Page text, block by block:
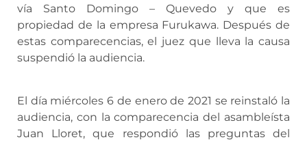
vía Santo Domingo – Quevedo y que es
propiedad de la empresa Furukawa. Después de
estas comparecencias, el juez que lleva la causa
suspendió la audiencia.
El día miércoles 6 de enero de 2021 se reinstaló la
audiencia, con la comparecencia del asambleísta
Juan Lloret, que respondió las preguntas del